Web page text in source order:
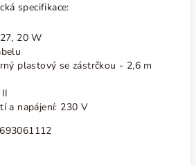
specifikace:
20 W
plastový se zástrčkou - 2,6 m
a napájení: 230 V